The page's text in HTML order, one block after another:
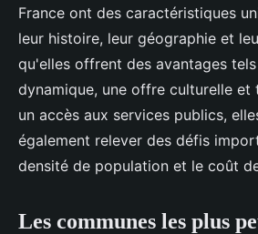
France ont des caractéristiques
leur histoire, leur géographie et
qu'elles offrent des avantages
dynamique, une offre culturelle et
un accès aux services publics,
également relever des défis
densité de population et le coût
Les communes les plus